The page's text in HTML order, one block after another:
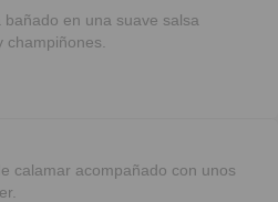
en una suave salsa
calamar acompañado con unos